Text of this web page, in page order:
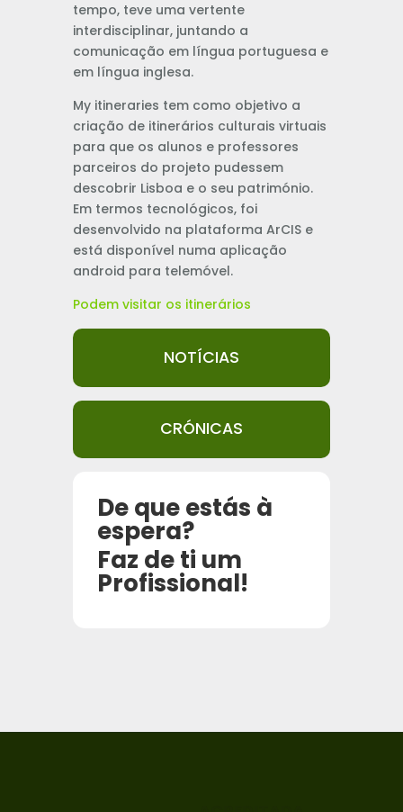
tempo, teve uma vertente
interdisciplinar, juntando a
comunicação em língua portuguesa e
em língua inglesa.
My itineraries tem como objetivo a
criação de itinerários culturais virtuais
para que os alunos e professores
parceiros do projeto pudessem
descobrir Lisboa e o seu património.
Em termos tecnológicos, foi
desenvolvido na plataforma ArCIS e
está disponível numa aplicação
android para telemóvel.
Podem visitar os itinerários
NOTÍCIAS
CRÓNICAS
De que estás à
espera?
Faz de ti um
Profissional!